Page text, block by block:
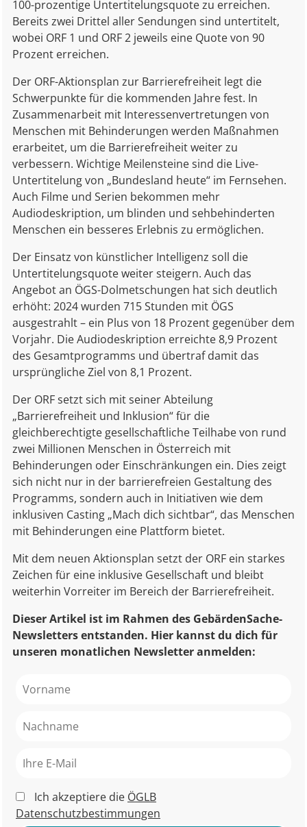
100-prozentige Untertitelungsquote zu erreichen.
Bereits zwei Drittel aller Sendungen sind untertitelt,
wobei ORF 1 und ORF 2 jeweils eine Quote von 90
Prozent erreichen.
Der ORF-Aktionsplan zur Barrierefreiheit legt die
Schwerpunkte für die kommenden Jahre fest. In
Zusammenarbeit mit Interessenvertretungen von
Menschen mit Behinderungen werden Maßnahmen
erarbeitet, um die Barrierefreiheit weiter zu
verbessern. Wichtige Meilensteine sind die Live-
Untertitelung von „Bundesland heute“ im Fernsehen.
Auch Filme und Serien bekommen mehr
Audiodeskription, um blinden und sehbehinderten
Menschen ein besseres Erlebnis zu ermöglichen.
Der Einsatz von künstlicher Intelligenz soll die
Untertitelungsquote weiter steigern. Auch das
Angebot an ÖGS-Dolmetschungen hat sich deutlich
erhöht: 2024 wurden 715 Stunden mit ÖGS
ausgestrahlt – ein Plus von 18 Prozent gegenüber dem
Vorjahr. Die Audiodeskription erreichte 8,9 Prozent
des Gesamtprogramms und übertraf damit das
ursprüngliche Ziel von 8,1 Prozent.
Der ORF setzt sich mit seiner Abteilung
„Barrierefreiheit und Inklusion“ für die
gleichberechtigte gesellschaftliche Teilhabe von rund
zwei Millionen Menschen in Österreich mit
Behinderungen oder Einschränkungen ein. Dies zeigt
sich nicht nur in der barrierefreien Gestaltung des
Programms, sondern auch in Initiativen wie dem
inklusiven Casting „Mach dich sichtbar“, das Menschen
mit Behinderungen eine Plattform bietet.
Mit dem neuen Aktionsplan setzt der ORF ein starkes
Zeichen für eine inklusive Gesellschaft und bleibt
weiterhin Vorreiter im Bereich der Barrierefreiheit.
Dieser Artikel ist im Rahmen des GebärdenSache-
Newsletters entstanden. Hier kannst du dich für
unseren monatlichen Newsletter anmelden:
Ich akzeptiere die ÖGLB
Datenschutzbestimmungen